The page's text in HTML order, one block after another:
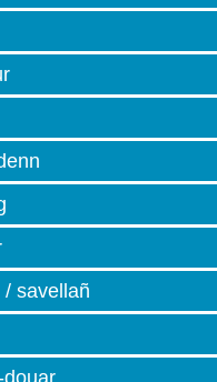
savellañ